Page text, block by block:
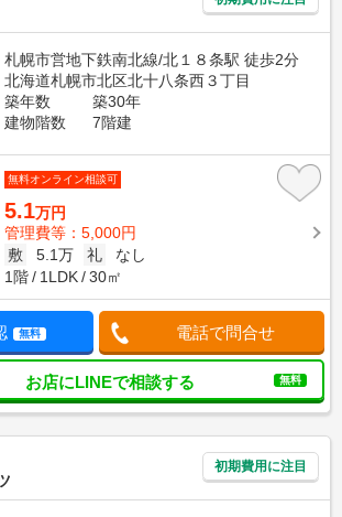
札幌市営地下鉄南北線/北１８条駅 徒歩2分
北海道札幌市北区北十八条西３丁目
築年数
築30年
建物階数
7階建
無料オンライン相談可
5.1万円
管理費等：5,000円
敷
5.1万 礼
なし
1階
1LDK 30㎡
無料 電話で問合せ
お店にLINEで相談する 無料
初期費用に注目